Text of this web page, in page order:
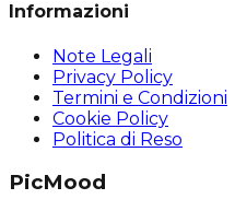
Informazioni
Note Legali
Privacy Policy
Termini e Condizioni
Cookie Policy
Politica di Reso
PicMood